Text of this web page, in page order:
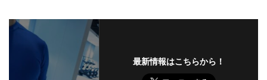
最新情報はこちらから！